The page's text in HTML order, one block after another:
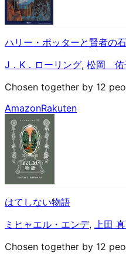
ハリー・ポッターと賢者の石
J．K．ローリング, 松岡 佑
Chosen together by 12
AmazonRakuten
はてしない物語
ミヒャエル・エンデ, 上田
Chosen together by 12